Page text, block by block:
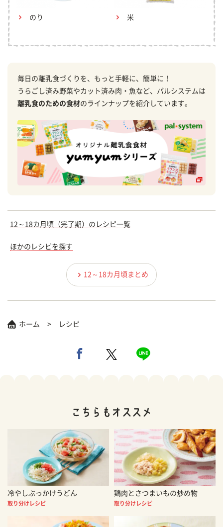
のり 米
毎日の離乳食づくりを、もっと手軽に、簡単に！
うらごし済み野菜やカット済み肉・魚など、パルシステムは
離乳食のための食材のラインナップを紹介しています。
12～18カ月頃（完了期）のレシピ一覧
ほかのレシピを探す
12～18カ月頃まとめ
ホーム レシピ
冷やしぶっかけうどん
取り分けレシピ
鶏肉とさつまいもの炒め物
取り分けレシピ